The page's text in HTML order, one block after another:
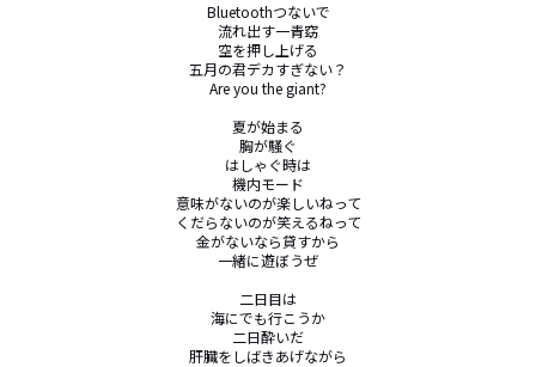
Bluetoothつないで
流れ出す一青窈
空を押し上げる
五月の君デカすぎない？
Are you the giant?
夏が始まる
胸が騒ぐ
はしゃぐ時は
機内モード
意味がないのが楽しいねって
くだらないのが笑えるねって
金がないなら貸すから
一緒に遊ぼうぜ
二日目は
海にでも行こうか
二日酔いだ
肝臓をしばきあげながら